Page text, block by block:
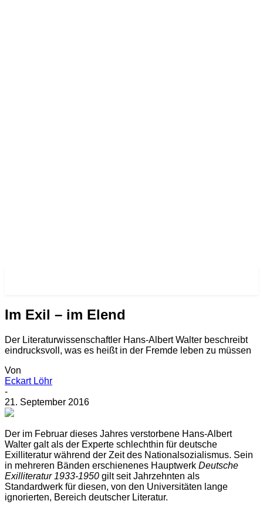
Im Exil – im Elend
Der Literaturwissenschaftler Hans-Albert Walter beschreibt
eindrucksvoll, was es heißt in der Fremde leben zu müssen
Von
Eckart Löhr
-
21. September 2016
Der im Februar dieses Jahres verstorbene Hans-Albert
Walter galt als der Experte schlechthin für deutsche
Exilliteratur während der Zeit des Nationalsozialismus. Sein
in mehreren Bänden erschienenes Hauptwerk Deutsche
Exilliteratur 1933-1950 gilt seit Jahrzehnten als
Standardwerk für diesen, von den Universitäten lange
ignorierten, Bereich deutscher Literatur.